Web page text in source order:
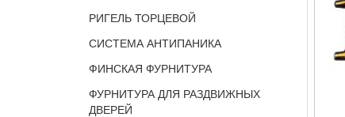
РИГЕЛЬ ТОРЦЕВОЙ
СИСТЕМА АНТИПАНИКА
ФИНСКАЯ ФУРНИТУРА
ФУРНИТУРА ДЛЯ РАЗДВИЖНЫХ
ДВЕРЕЙ